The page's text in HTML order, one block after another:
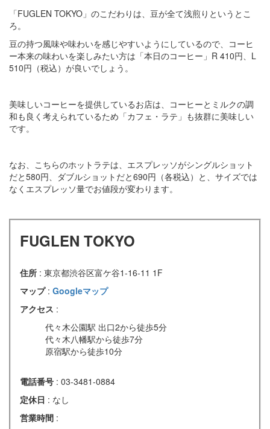
「FUGLEN TOKYO」のこだわりは、豆が全て浅煎りというとこ
ろ。
豆の持つ風味や味わいを感じやすいようにしているので、コーヒ
ー本来の味わいを楽しみたい方は「本日のコーヒー」R 410円、L
510円（税込）が良いでしょう。
美味しいコーヒーを提供しているお店は、コーヒーとミルクの調
和も良く考えられているため「カフェ・ラテ」も抜群に美味しい
です。
なお、こちらのホットラテは、エスプレッソがシングルショット
だと580円、ダブルショットだと690円（各税込）と、サイズでは
なくエスプレッソ量でお値段が変わります。
FUGLEN TOKYO
住所 : 東京都渋谷区富ケ谷1-16-11 1F
マップ : Googleマップ
アクセス :
代々木公園駅 出口2から徒歩5分
代々木八幡駅から徒歩7分
原宿駅から徒歩10分
電話番号 : 03-3481-0884
定休日 : なし
営業時間 :